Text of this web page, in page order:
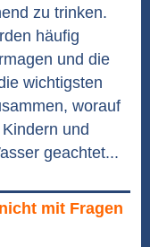
zu trinken.
häufig
und die
wichtigsten
worauf
und
geachtet...
mit Fragen